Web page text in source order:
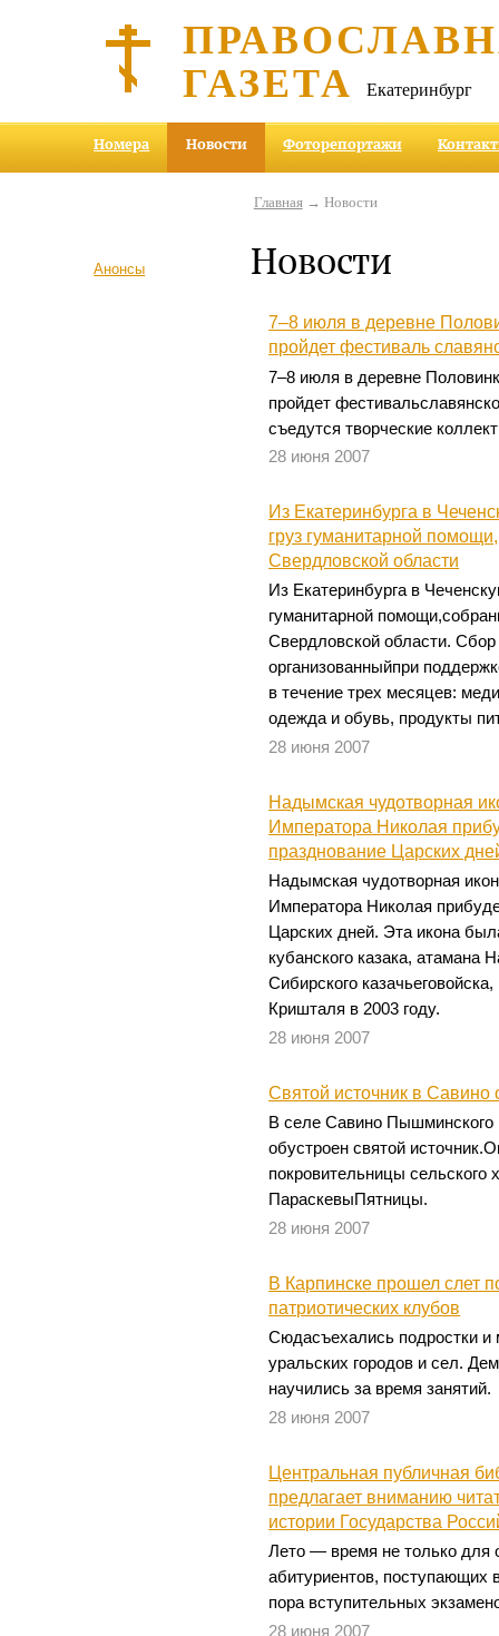
ГАЗЕТА Екатеринбург
Номера Новости Фоторепортажи
Анонсы
Главная→ Новости
Новости
7–8 июля в деревне
пройдет фестиваль
7–8 июля в деревне
пройдет
съедутся творческие
28 июня 2007
Из Екатеринбурга в
груз гуманитарной
Свердловской области
Из Екатеринбурга в
гуманитарной
Свердловской области. Сбор
организованныйпри
в течение трех месяцев:
одежда и обувь, продукты
28 июня 2007
Надымская чудотворная
Императора Николая
празднование Царских
Надымская чудотворная
Императора Николая
Царских дней. Эта икона
кубанского казака, атамана
Сибирского
Кришталя в 2003 году.
28 июня 2007
Святой источник в Савино
В селе Савино Пышминского
обустроен святой
покровительницы сельского
ПараскевыПятницы.
28 июня 2007
В Карпинске прошел слет
патриотических клубов
Сюдасъехались подростки
уральских городов и сел.
научились за время занятий.
28 июня 2007
Центральная публичная
предлагает вниманию
истории Государства
Лето — время не только для
абитуриентов, поступающих
пора вступительных
28 июня 2007